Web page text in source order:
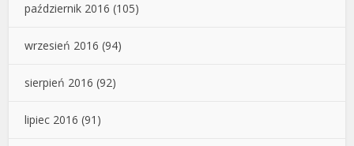
październik 2016 (105)
wrzesień 2016 (94)
sierpień 2016 (92)
lipiec 2016 (91)